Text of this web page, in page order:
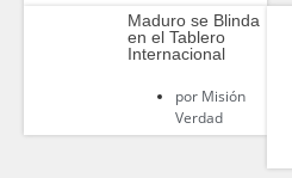
Maduro se Blinda
en el Tablero
Internacional
porMisión
Verdad